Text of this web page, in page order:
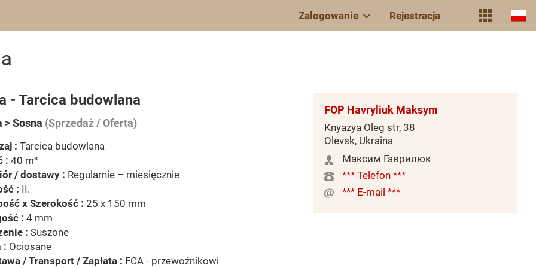
Zalogowanie Rejestracja
- Tarcica budowlana
> Sosna (Sprzedaż / Oferta)
: Tarcica budowlana
: 40 m³
/ dostawy : Regularnie – miesięcznie
: II.
x Szerokość : 25 x 150 mm
: 4 mm
: Suszone
: Ociosane
/ Transport / Zapłata : FCA - przewoźnikowi
FOP Havryliuk Maksym
Knyazya Oleg str, 38
Olevsk, Ukraina
Максим Гаврилюк
*** Telefon ***
*** E-mail ***